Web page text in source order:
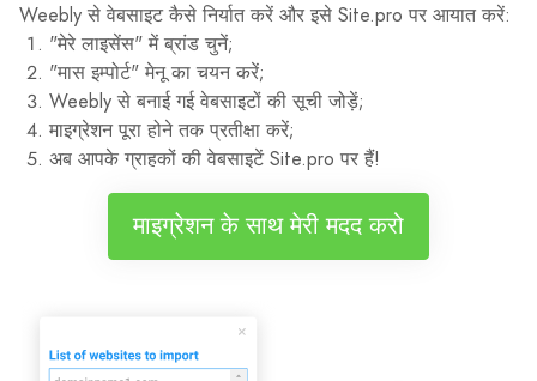
Weebly से वेबसाइट कैसे निर्यात करें और इसे Site.pro पर आयात करें:
"मेरे लाइसेंस" में ब्रांड चुनें;
"मास इम्पोर्ट" मेनू का चयन करें;
Weebly से बनाई गई वेबसाइटों की सूची जोड़ें;
माइग्रेशन पूरा होने तक प्रतीक्षा करें;
अब आपके ग्राहकों की वेबसाइटें Site.pro पर हैं!
माइग्रेशन के साथ मेरी मदद करो